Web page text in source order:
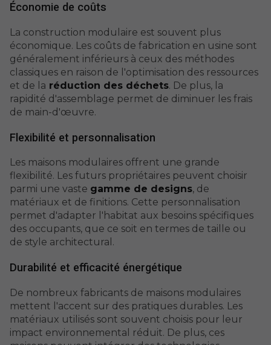
Économie de coûts
La construction modulaire est souvent plus
économique. Les coûts de fabrication en usine sont
généralement inférieurs à ceux des méthodes
classiques en raison de l'optimisation des ressources
et de la réduction des déchets. De plus, la
rapidité d'assemblage permet de diminuer les frais
de main-d'œuvre.
Flexibilité et personnalisation
Les maisons modulaires offrent une grande
flexibilité. Les futurs propriétaires peuvent choisir
parmi une vaste gamme de designs, de
matériaux et de finitions. Cette personnalisation
permet d'adapter l'habitat aux besoins spécifiques
des occupants, que ce soit en termes de taille ou
de style architectural.
Durabilité et efficacité énergétique
De nombreux fabricants de maisons modulaires
mettent l'accent sur des pratiques durables. Les
matériaux utilisés sont souvent choisis pour leur
impact environnemental réduit. De plus, ces